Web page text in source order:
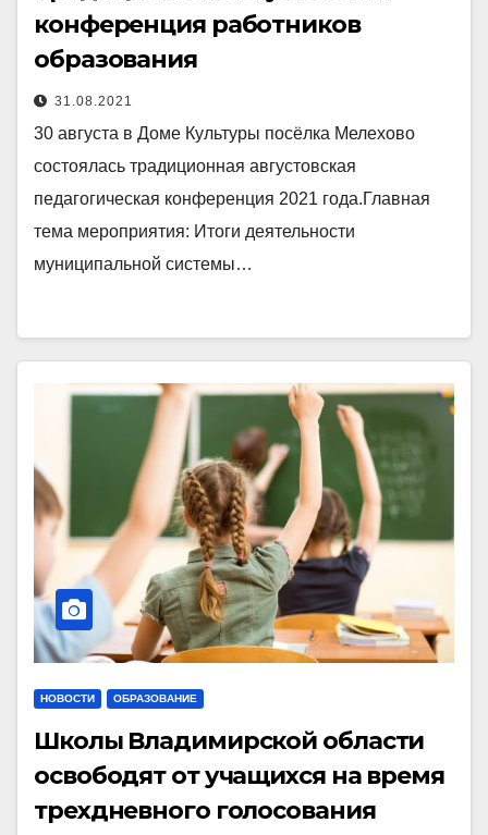
конференция работников
образования
31.08.2021
30 августа в Доме Культуры посёлка Мелехово
состоялась традиционная августовская
педагогическая конференция 2021 года.Главная
тема мероприятия: Итоги деятельности
муниципальной системы…
НОВОСТИ ОБРАЗОВАНИЕ
Школы Владимирской области
освободят от учащихся на время
трехдневного голосования